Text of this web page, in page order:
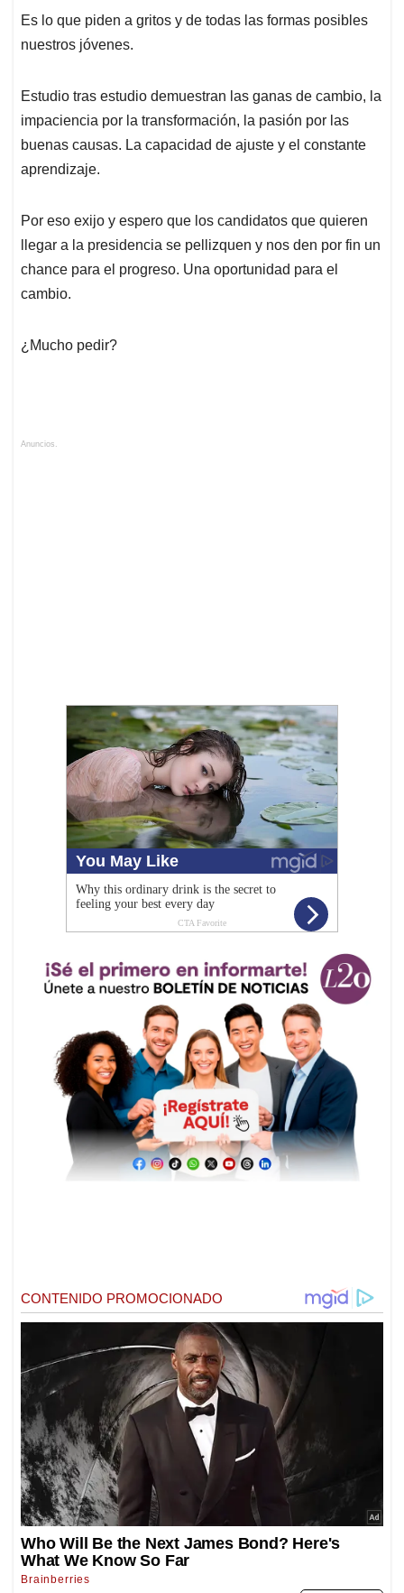
Es lo que piden a gritos y de todas las formas posibles
nuestros jóvenes.
Estudio tras estudio demuestran las ganas de cambio, la
impaciencia por la transformación, la pasión por las
buenas causas. La capacidad de ajuste y el constante
aprendizaje.
Por eso exijo y espero que los candidatos que quieren
llegar a la presidencia se pellizquen y nos den por fin un
chance para el progreso. Una oportunidad para el
cambio.
¿Mucho pedir?
Anuncios.